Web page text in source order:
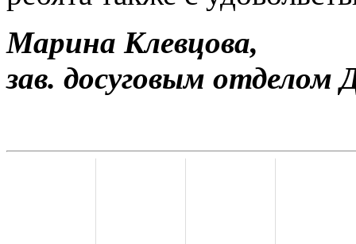
Марина Клевцова,
зав. досуговым